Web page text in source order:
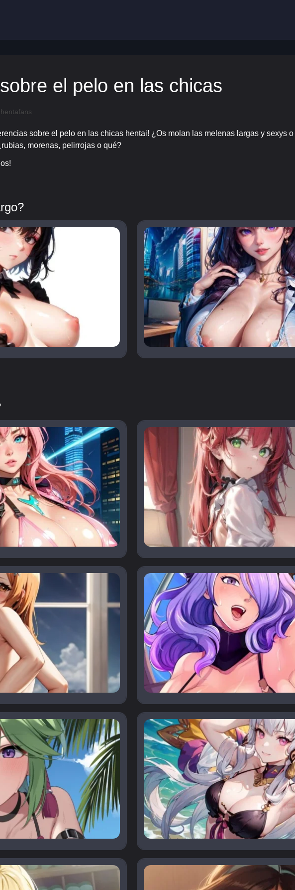
el pelo en las chicas
hentafans
sobre el pelo en las chicas hentai! ¿Os molan las melenas largas y sexys
morenas, pelirrojas o qué?